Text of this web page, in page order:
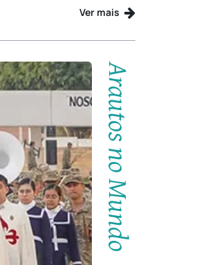
Ver mais
Arautos no Mundo